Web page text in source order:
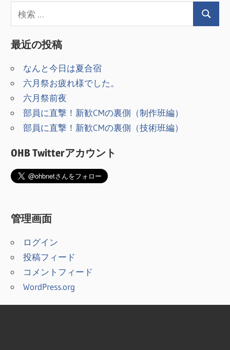
ビ
ゲ
ー
シ
ョ
ン
最近の投稿
なんと今日は夏合宿
六月祭お疲れ様でした。
六月祭前夜
部員に直撃！新歓CMの裏側（制作班編）
部員に直撃！新歓CMの裏側（技術班編）
OHB Twitterアカウント
管理画面
ログイン
投稿フィード
コメントフィード
WordPress.org